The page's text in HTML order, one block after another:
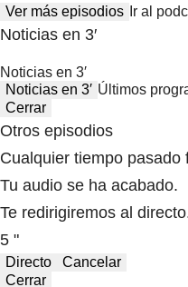
Ver más episodios Ir al
Noticias en 3′
Noticias en 3′
Noticias en 3′ Últimos
Cerrar
Otros episodios
Cualquier tiempo pasado
Tu audio se ha acabado.
Te redirigiremos al
5 "
Directo
Cancelar
Cerrar